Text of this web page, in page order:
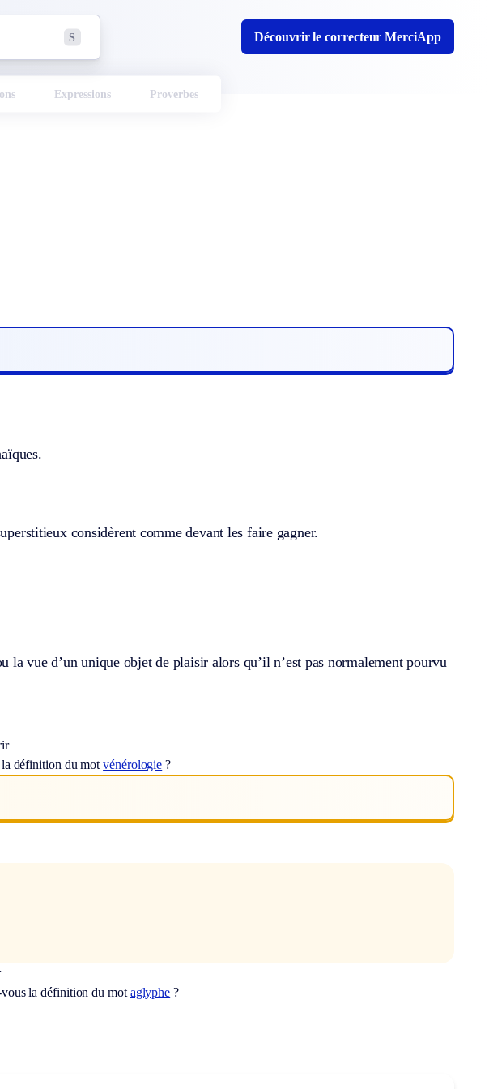
S Découvrir le correcteur MerciApp
Expressions Proverbes
considèrent comme devant les faire gagner.
la vue d’un unique objet de plaisir alors qu’il n’est pas normalement pourvu
la définition du motvénérologie ?
vous la définition du mot aglyphe ?